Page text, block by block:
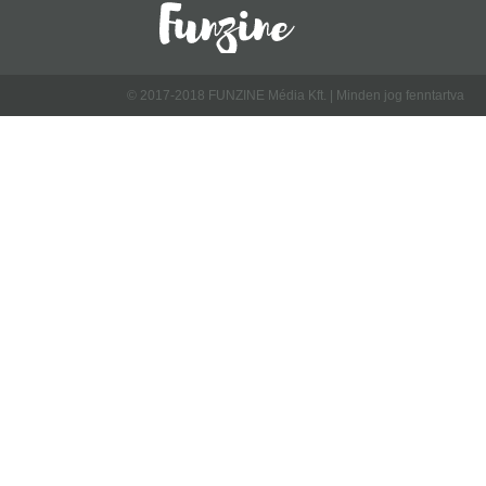
© 2017-2018 FUNZINE Média Kft. | Minden jog fenntartva